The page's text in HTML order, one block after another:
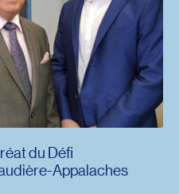
du Défi
Appalaches